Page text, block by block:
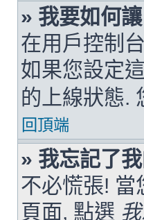
» 我要如何
在用戶控制
如果您設定
的上線狀態.
回頂端
» 我忘記了
不必慌張! 當
頁面, 點選